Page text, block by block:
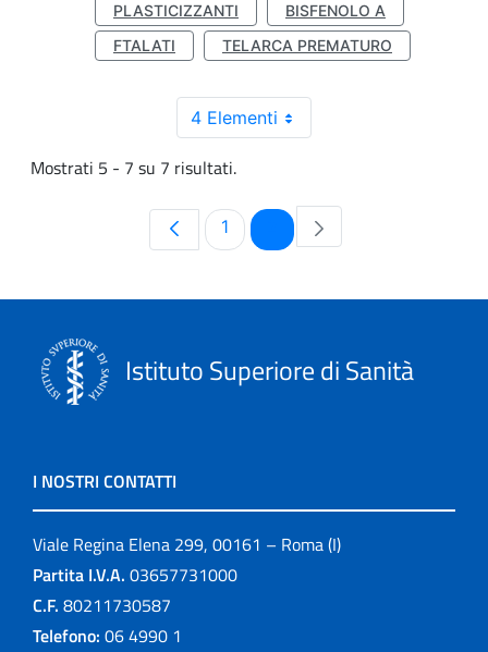
PLASTICIZZANTI
BISFENOLO A
FTALATI
TELARCA PREMATURO
4 Elementi
Mostrati 5 - 7 su 7 risultati.
Pagina
1 Pagina
Istituto Superiore di Sanità
I NOSTRI CONTATTI
Viale Regina Elena 299, 00161 – Roma (I)
Partita I.V.A. 03657731000
C.F. 80211730587
Telefono: 06 4990 1